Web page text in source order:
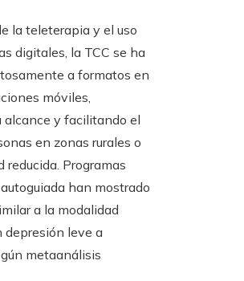
la teleterapia y el uso
digitales, la TCC se ha
a formatos en
móviles,
alcance y facilitando el
en zonas rurales o
reducida. Programas
han mostrado
a la modalidad
depresión leve a
metaanálisis